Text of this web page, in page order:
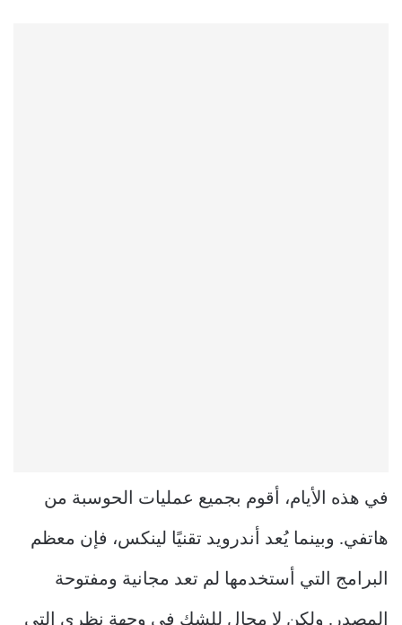
في هذه الأيام، أقوم بجميع عمليات الحوسبة من
هاتفي. وبينما يُعد أندرويد تقنيًا لينكس، فإن معظم
البرامج التي أستخدمها لم تعد مجانية ومفتوحة
المصدر. ولكن لا مجال للشك في وجهة نظري التي